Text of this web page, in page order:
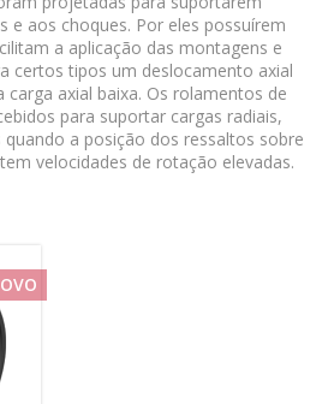
e aos choques. Por eles possuírem
a aplicação das montagens e
certos tipos um deslocamento axial
axial baixa. Os rolamentos de
para suportar cargas radiais,
a posição dos ressaltos sobre
velocidades de rotação elevadas.